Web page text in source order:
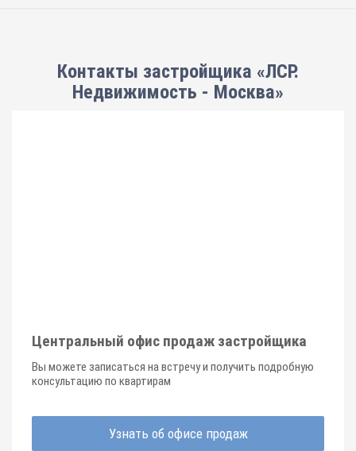
Контакты застройщика «ЛСР.
Недвижимость - Москва»
Центральный офис продаж застройщика
Вы можете записаться на встречу и получить подробную
консультацию по квартирам
Узнать об офисе продаж